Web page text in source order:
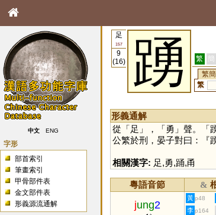
中文 ENG
字形
部首索引
筆畫索引
甲骨部件表
金文部件表
形義源流通解
足
157
9
(16)
踴 繁 簡
繁
繁
形義通解
從「足 」，「勇 」聲。「
公繁於刑，晏子對曰：『
相關漢字: 足,勇,踊,甬
粵語音節 &
jung2
黃 p48
李 p164